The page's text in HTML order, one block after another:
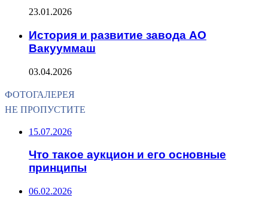
23.01.2026
История и развитие завода АО
Вакууммаш
03.04.2026
ФОТОГАЛЕРЕЯ
НЕ ПРОПУСТИТЕ
15.07.2026
Что такое аукцион и его основные
принципы
06.02.2026